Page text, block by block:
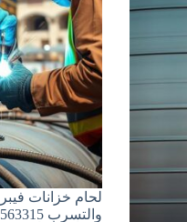
لحام خزانات